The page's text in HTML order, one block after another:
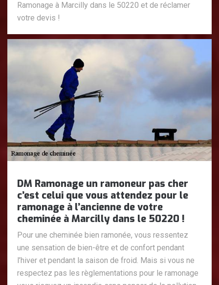
Ramonage à Marcilly dans le 50220 et de réclamer
votre devis !
DM Ramonage un ramoneur pas cher
c’est celui que vous attendez pour le
ramonage à l’ancienne de votre
cheminée à Marcilly dans le 50220 !
Pour une cheminée bien ramonée, vous ressentez
une sensation de bien-être et de confort pendant
l’hiver et pendant la saison de froid. Mais si vous ne
respectez pas les règlementations pour le ramonage